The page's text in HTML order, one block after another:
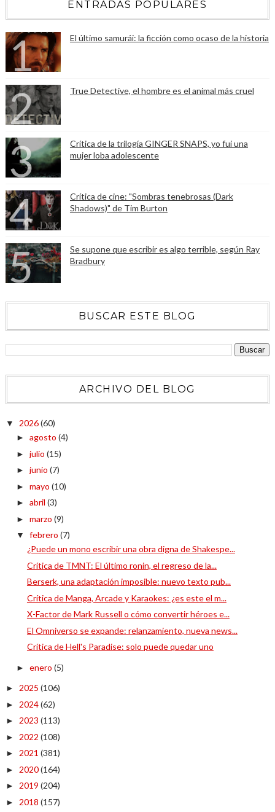
ENTRADAS POPULARES
El último samurái: la ficción como ocaso de la historia
True Detective, el hombre es el animal más cruel
Crítica de la trilogía GINGER SNAPS, yo fui una
mujer loba adolescente
Crítica de cine: "Sombras tenebrosas (Dark
Shadows)" de Tim Burton
Se supone que escribir es algo terrible, según Ray
Bradbury
BUSCAR ESTE BLOG
ARCHIVO DEL BLOG
▼ 2026(60)
► agosto (4)
► julio (15)
► junio (7)
► mayo (10)
► abril (3)
► marzo (9)
▼ febrero (7)
¿Puede un mono escribir una obra digna de Shakespe...
Crítica de TMNT: El último ronin, el regreso de la...
Berserk, una adaptación imposible: nuevo texto pub...
Crítica de Manga, Arcade y Karaokes: ¿es este el m...
X-Factor de Mark Russell o cómo convertir héroes e...
El Omniverso se expande: relanzamiento, nueva news...
Crítica de Hell's Paradise: solo puede quedar uno
► enero (5)
► 2025 (106)
► 2024(62)
► 2023 (113)
► 2022 (108)
► 2021 (381)
► 2020(164)
► 2019 (204)
► 2018 (157)